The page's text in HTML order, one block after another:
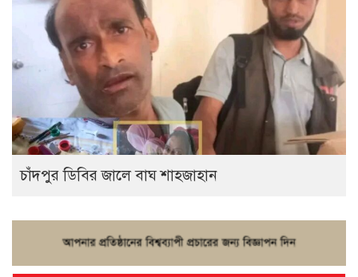
চাঁদপুর ডিবির জালে বাঘ শাহজাহান